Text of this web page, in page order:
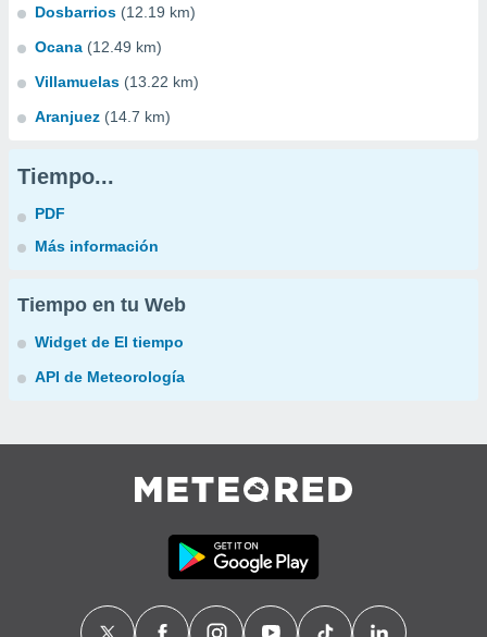
Dosbarrios (12.19 km)
Ocana (12.49 km)
Villamuelas (13.22 km)
Aranjuez (14.7 km)
Tiempo...
PDF
Más información
Tiempo en tu Web
Widget de El tiempo
API de Meteorología